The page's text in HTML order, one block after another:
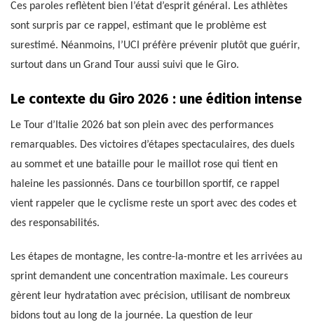
Ces paroles reflètent bien l’état d’esprit général. Les athlètes
sont surpris par ce rappel, estimant que le problème est
surestimé. Néanmoins, l’UCI préfère prévenir plutôt que guérir,
surtout dans un Grand Tour aussi suivi que le Giro.
Le contexte du Giro 2026 : une édition intense
Le Tour d’Italie 2026 bat son plein avec des performances
remarquables. Des victoires d’étapes spectaculaires, des duels
au sommet et une bataille pour le maillot rose qui tient en
haleine les passionnés. Dans ce tourbillon sportif, ce rappel
vient rappeler que le cyclisme reste un sport avec des codes et
des responsabilités.
Les étapes de montagne, les contre-la-montre et les arrivées au
sprint demandent une concentration maximale. Les coureurs
gèrent leur hydratation avec précision, utilisant de nombreux
bidons tout au long de la journée. La question de leur